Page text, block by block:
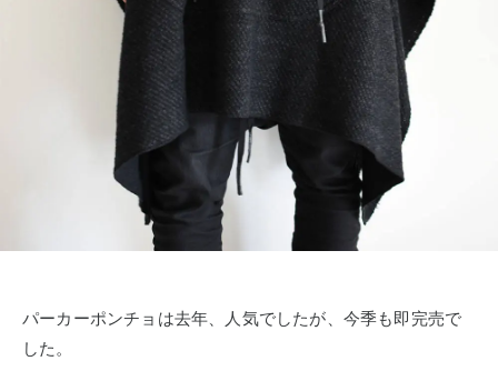
パーカーポンチョは去年、人気でしたが、今季も即完売で
した。